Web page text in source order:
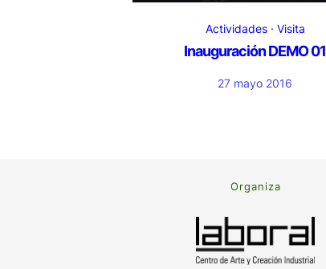
Actividades Visita
Inauguración DEMO 01
27 mayo 2016
Organiza